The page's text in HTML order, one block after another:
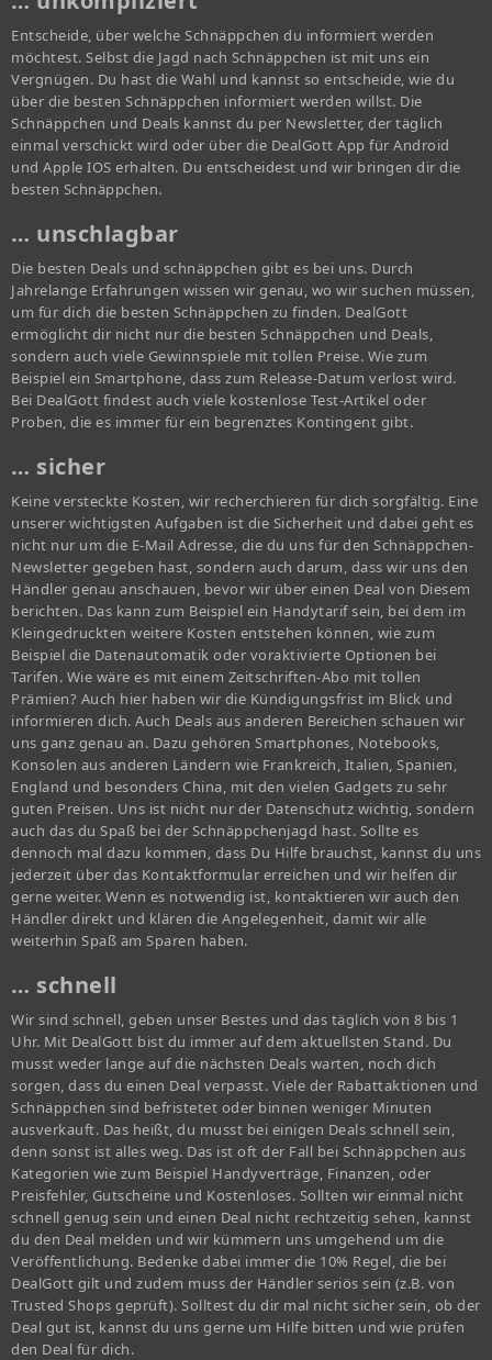
Entscheide, über welche Schnäppchen du informiert werden
möchtest. Selbst die Jagd nach Schnäppchen ist mit uns ein
Vergnügen. Du hast die Wahl und kannst so entscheide, wie du
über die besten Schnäppchen informiert werden willst. Die
Schnäppchen und Deals kannst du per Newsletter, der täglich
einmal verschickt wird oder über die DealGott App für Android
und Apple IOS erhalten. Du entscheidest und wir bringen dir die
besten Schnäppchen.
… unschlagbar
Die besten Deals und schnäppchen gibt es bei uns. Durch
Jahrelange Erfahrungen wissen wir genau, wo wir suchen müssen,
um für dich die besten Schnäppchen zu finden. DealGott
ermöglicht dir nicht nur die besten Schnäppchen und Deals,
sondern auch viele Gewinnspiele mit tollen Preise. Wie zum
Beispiel ein Smartphone, dass zum Release-Datum verlost wird.
Bei DealGott findest auch viele kostenlose Test-Artikel oder
Proben, die es immer für ein begrenztes Kontingent gibt.
… sicher
Keine versteckte Kosten, wir recherchieren für dich sorgfältig. Eine
unserer wichtigsten Aufgaben ist die Sicherheit und dabei geht es
nicht nur um die E-Mail Adresse, die du uns für den Schnäppchen-
Newsletter gegeben hast, sondern auch darum, dass wir uns den
Händler genau anschauen, bevor wir über einen Deal von Diesem
berichten. Das kann zum Beispiel ein Handytarif sein, bei dem im
Kleingedruckten weitere Kosten entstehen können, wie zum
Beispiel die Datenautomatik oder voraktivierte Optionen bei
Tarifen. Wie wäre es mit einem Zeitschriften-Abo mit tollen
Prämien? Auch hier haben wir die Kündigungsfrist im Blick und
informieren dich. Auch Deals aus anderen Bereichen schauen wir
uns ganz genau an. Dazu gehören Smartphones, Notebooks,
Konsolen aus anderen Ländern wie Frankreich, Italien, Spanien,
England und besonders China, mit den vielen Gadgets zu sehr
guten Preisen. Uns ist nicht nur der Datenschutz wichtig, sondern
auch das du Spaß bei der Schnäppchenjagd hast. Sollte es
dennoch mal dazu kommen, dass Du Hilfe brauchst, kannst du uns
jederzeit über das Kontaktformular erreichen und wir helfen dir
gerne weiter. Wenn es notwendig ist, kontaktieren wir auch den
Händler direkt und klären die Angelegenheit, damit wir alle
weiterhin Spaß am Sparen haben.
… schnell
Wir sind schnell, geben unser Bestes und das täglich von 8 bis 1
Uhr. Mit DealGott bist du immer auf dem aktuellsten Stand. Du
musst weder lange auf die nächsten Deals warten, noch dich
sorgen, dass du einen Deal verpasst. Viele der Rabattaktionen und
Schnäppchen sind befristetet oder binnen weniger Minuten
ausverkauft. Das heißt, du musst bei einigen Deals schnell sein,
denn sonst ist alles weg. Das ist oft der Fall bei Schnäppchen aus
Kategorien wie zum Beispiel Handyverträge, Finanzen, oder
Preisfehler, Gutscheine und Kostenloses. Sollten wir einmal nicht
schnell genug sein und einen Deal nicht rechtzeitig sehen, kannst
du den Deal melden und wir kümmern uns umgehend um die
Veröffentlichung. Bedenke dabei immer die 10% Regel, die bei
DealGott gilt und zudem muss der Händler seriös sein (z.B. von
Trusted Shops geprüft). Solltest du dir mal nicht sicher sein, ob der
Deal gut ist, kannst du uns gerne um Hilfe bitten und wie prüfen
den Deal für dich.